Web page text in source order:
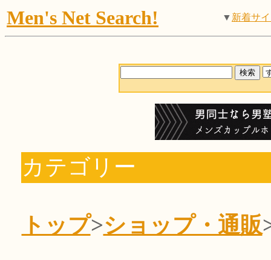
Men's Net Search! ▼ 新着サ
カテゴリー
トップ>ショップ・通販